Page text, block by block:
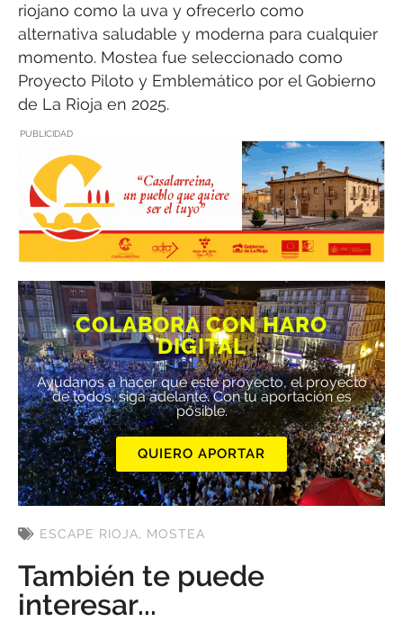
riojano como la uva y ofrecerlo como
alternativa saludable y moderna para cualquier
momento. Mostea fue seleccionado como
Proyecto Piloto y Emblemático por el Gobierno
de La Rioja en 2025.
PUBLICIDAD
COLABORA CON HARO
DIGITAL
Ayúdanos a hacer que este proyecto, el proyecto
de todos, siga adelante. Con tu aportación es
posible.
QUIERO APORTAR
ESCAPE RIOJA, MOSTEA
También te puede
interesar...